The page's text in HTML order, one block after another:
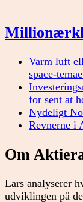
Varm luft
space-
for sent at
Nydeligt
Revnerne i
Om
Lars analyserer
udviklingen på